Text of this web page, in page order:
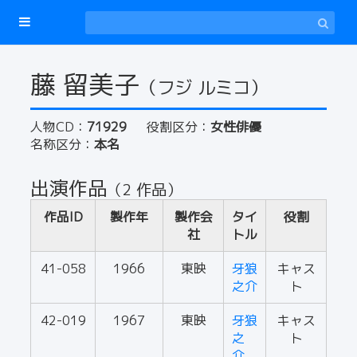
藤 留美子 （フジ ルミコ）
人物CD： 71929 役割区分： 女性俳優
名称区分： 本名
出演作品 （2 作品）
作品ID 製作年
製作会
社
タイ
トル
役割
41-058 1966 東映
牙狼
之介
キャス
ト
42-019
1967 東映
牙狼
之
キャス
ト